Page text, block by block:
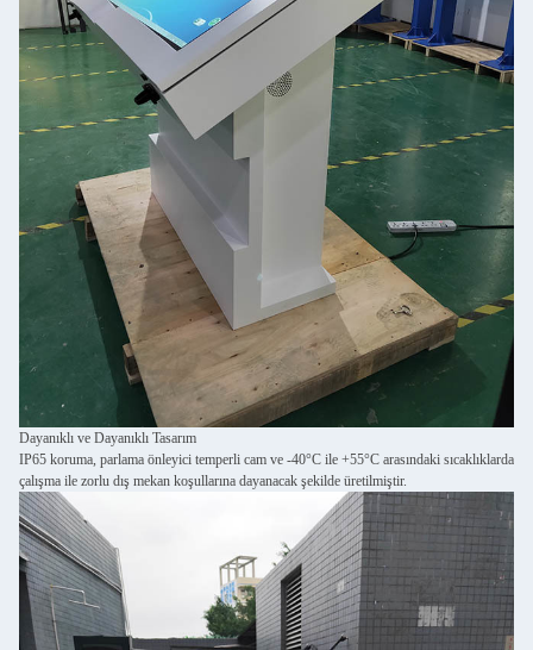
Dayanıklı ve Dayanıklı Tasarım
IP65 koruma, parlama önleyici temperli cam ve -40°C ile +55°C arasındaki sıcaklıklarda
çalışma ile zorlu dış mekan koşullarına dayanacak şekilde üretilmiştir.